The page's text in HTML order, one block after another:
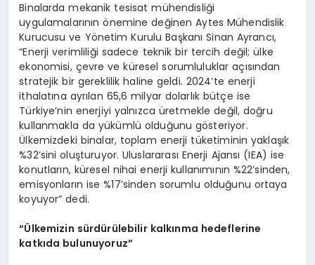
Binalarda mekanik tesisat mühendisliği
uygulamalarının önemine değinen Aytes Mühendislik
Kurucusu ve Yönetim Kurulu Başkanı Sinan Ayrancı,
“Enerji verimliliği sadece teknik bir tercih değil; ülke
ekonomisi, çevre ve küresel sorumluluklar açısından
stratejik bir gereklilik haline geldi. 2024’te enerji
ithalatına ayrılan 65,6 milyar dolarlık bütçe ise
Türkiye’nin enerjiyi yalnızca üretmekle değil, doğru
kullanmakla da yükümlü olduğunu gösteriyor.
Ülkemizdeki binalar, toplam enerji tüketiminin yaklaşık
%32’sini oluşturuyor. Uluslararası Enerji Ajansı (IEA) ise
konutların, küresel nihai enerji kullanımının %22’sinden,
emisyonların ise %17’sinden sorumlu olduğunu ortaya
koyuyor” dedi.
“Ülkemizin sürdürülebilir kalkınma hedeflerine
katkıda bulunuyoruz”